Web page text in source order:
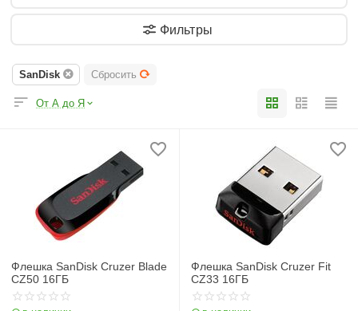
Фильтры
SanDisk Сбросить
От А до Я
Флешка SanDisk Cruzer Blade
CZ50 16ГБ
Флешка SanDisk Cruzer Fit
CZ33 16ГБ